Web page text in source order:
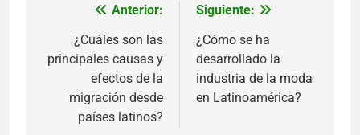
Navegación
entradas
Anterior:
¿Cuáles son las
principales causas y
efectos de la
migración desde
países latinos?
Siguiente:
¿Cómo se ha
desarrollado la
industria de la moda
en Latinoamérica?